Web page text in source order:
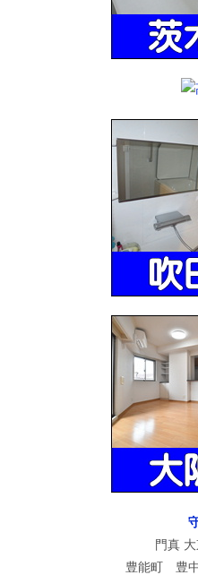
門真
豊能町 豊